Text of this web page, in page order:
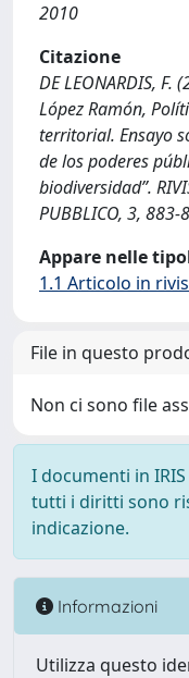
2010
Citazione
DE LEONARDIS, F.
López Ramón,
territorial. Ensayo
de los poderes
biodiversidad”.
PUBBLICO, 3, 883-
Appare nelle
1.1 Articolo in
File in questo
Non ci sono file
I documenti in
tutti i diritti sono
indicazione.
Informazioni
Utilizza questo